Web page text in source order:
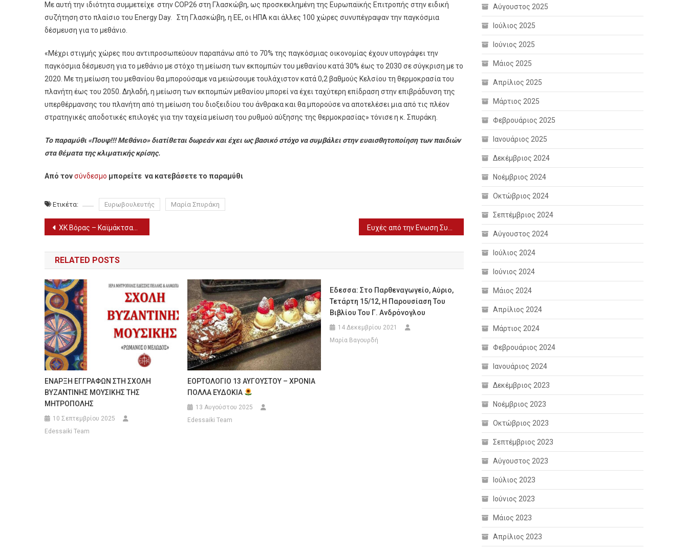
Με αυτή την ιδιότητα συμμετείχε στην COP26 στη Γλασκώβη, ως προσκεκλημένη της Ευρωπαϊκής Επιτροπής στην ειδική
συζήτηση στο πλαίσιο του Energy Day. Στη Γλασκώβη, η ΕΕ, οι ΗΠΑ και άλλες 100 χώρες συνυπέγραψαν την παγκόσμια
δέσμευση για το μεθάνιο.
«Μέχρι στιγμής χώρες που αντιπροσωπεύουν παραπάνω από το 70% της παγκόσμιας οικονομίας έχουν υπογράψει την
παγκόσμια δέσμευση για το μεθάνιο με στόχο τη μείωση των εκπομπών του μεθανίου κατά 30% έως το 2030 σε σύγκριση με το
2020. Με τη μείωση του μεθανίου θα μπορούσαμε να μειώσουμε τουλάχιστον κατά 0,2 βαθμούς Κελσίου τη θερμοκρασία του
πλανήτη έως του 2050. Δηλαδή, η μείωση των εκπομπών μεθανίου μπορεί να έχει ταχύτερη επίδραση στην επιβράδυνση της
υπερθέρμανσης του πλανήτη από τη μείωση του διοξειδίου του άνθρακα και θα μπορούσε να αποτελέσει μια από τις πλέον
στρατηγικές αποδοτικές επιλογές για την ταχεία μείωση του ρυθμού αύξησης της θερμοκρασίας» τόνισε η κ. Σπυράκη.
Το παραμύθι «Πουφ!!! Μεθάνιο» διατίθεται δωρεάν και έχει ως βασικό στόχο να συμβάλει στην ευαισθητοποίηση των παιδιών
στα θέματα της κλιματικής κρίσης.
Από τονσύνδεσμο μπορείτε να κατεβάσετε το παραμύθι
Ετικέτα: Ευρωβουλευτής Μαρία Σπυράκη
Πλοήγηση
άρθρων
ΧΚ Βόρας – Καϊμάκτσαλαν: Μπράβο στο Σύλλογο Οικιστών π. Αγίου Αθανασίου για τις δυναμικές διαμαρτυρίες…!!! Ευχές από την Ενωση Συνταξιούχων ΙΚΑ Γιαννιτσών
RELATED POSTS
ΕΝΑΡΞΗ ΕΓΓΡΑΦΩΝ ΣΤΗ ΣΧΟΛΗ
ΒΥΖΑΝΤΙΝΗΣ ΜΟΥΣΙΚΗΣ THΣ
ΜΗΤΡΟΠΟΛΗΣ
10 Σεπτεμβρίου 2025
Edessaiki Team
ΕΟΡΤΟΛΟΓΙΟ 13 ΑΥΓΟΥΣΤΟΥ – ΧΡΟΝΙΑ
ΠΟΛΛΑ ΕΥΔΟΚΙΑ
13 Αυγούστου 2025
Edessaiki Team
Εδεσσα: Στο Παρθεναγωγείο, Αύριο,
Τετάρτη 15/12, Η Παρουσίαση Του
Βιβλίου Του Γ. Ανδρόνογλου
14 Δεκεμβρίου 2021
Μαρία Βαγουρδή
Αύγουστος 2025
Ιούλιος 2025
Ιούνιος 2025
Μάιος 2025
Απρίλιος 2025
Μάρτιος 2025
Φεβρουάριος 2025
Ιανουάριος 2025
Δεκέμβριος 2024
Νοέμβριος 2024
Οκτώβριος 2024
Σεπτέμβριος 2024
Αύγουστος 2024
Ιούλιος 2024
Ιούνιος 2024
Μάιος 2024
Απρίλιος 2024
Μάρτιος 2024
Φεβρουάριος 2024
Ιανουάριος 2024
Δεκέμβριος 2023
Νοέμβριος 2023
Οκτώβριος 2023
Σεπτέμβριος 2023
Αύγουστος 2023
Ιούλιος 2023
Ιούνιος 2023
Μάιος 2023
Απρίλιος 2023